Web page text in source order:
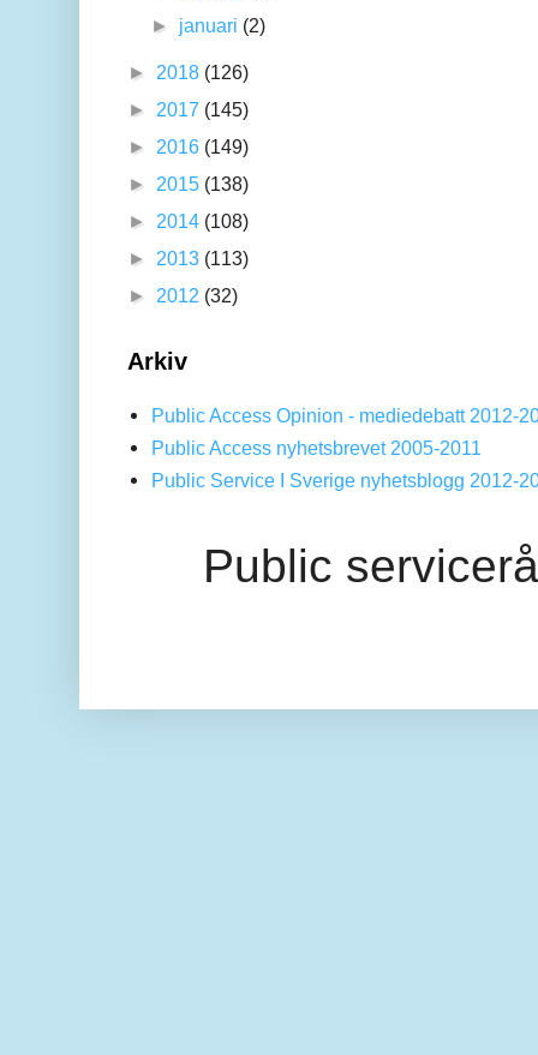
► januari (2)
► 2018 (126)
► 2017 (145)
► 2016 (149)
► 2015 (138)
► 2014 (108)
► 2013 (113)
► 2012 (32)
Arkiv
Public Access Opinion - mediedebatt 2012-
Public Access nyhetsbrevet 2005-2011
Public Service I Sverige nyhetsblogg 2012-
Public